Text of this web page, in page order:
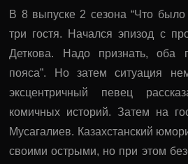
В 8 выпуске 2 сезона “Что
три гостя. Начался эпизод с
Деткова. Надо признать, оба
пояса”. Но затем ситуация
эксцентричный певец
комичных историй. Затем на
Мусагалиев. Казахстанский
своими острыми, но при этом